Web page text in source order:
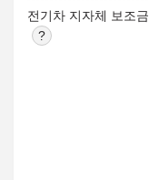
전기차 지자체 보조금